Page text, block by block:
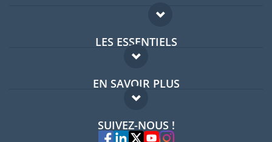
LES ESSENTIELS
Forum expatriés
Guides pays
EN SAVOIR PLUS
FAQ
Experts
SUIVEZ-NOUS !